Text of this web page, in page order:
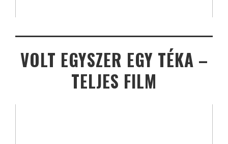
VOLT EGYSZER EGY TÉKA –
TELJES FILM